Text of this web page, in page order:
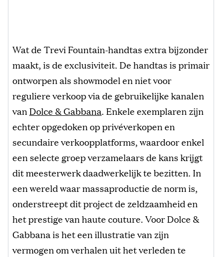
Wat de Trevi Fountain-handtas extra bijzonder
maakt, is de exclusiviteit. De handtas is primair
ontworpen als showmodel en niet voor
reguliere verkoop via de gebruikelijke kanalen
vanDolce & Gabbana. Enkele exemplaren zijn
echter opgedoken op privéverkopen en
secundaire verkoopplatforms, waardoor enkel
een selecte groep verzamelaars de kans krijgt
dit meesterwerk daadwerkelijk te bezitten. In
een wereld waar massaproductie de norm is,
onderstreept dit project de zeldzaamheid en
het prestige van haute couture. Voor Dolce &
Gabbana is het een illustratie van zijn
vermogen om verhalen uit het verleden te